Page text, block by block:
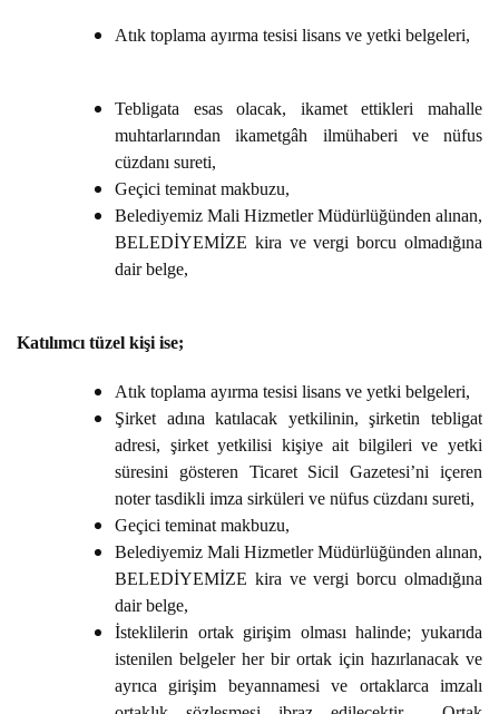
Atık toplama ayırma tesisi lisans ve yetki belgeleri,
Tebligata esas olacak, ikamet ettikleri mahalle
muhtarlarından ikametgâh ilmühaberi ve nüfus
cüzdanı sureti,
Geçici teminat makbuzu,
Belediyemiz Mali Hizmetler Müdürlüğünden alınan,
BELEDİYEMİZE kira ve vergi borcu olmadığına
dair belge,
Katılımcı tüzel kişi ise;
Atık toplama ayırma tesisi lisans ve yetki belgeleri,
Şirket adına katılacak yetkilinin, şirketin tebligat
adresi, şirket yetkilisi kişiye ait bilgileri ve yetki
süresini gösteren Ticaret Sicil Gazetesi’ni içeren
noter tasdikli imza sirküleri ve nüfus cüzdanı sureti,
Geçici teminat makbuzu,
Belediyemiz Mali Hizmetler Müdürlüğünden alınan,
BELEDİYEMİZE kira ve vergi borcu olmadığına
dair belge,
İsteklilerin ortak girişim olması halinde; yukarıda
istenilen belgeler her bir ortak için hazırlanacak ve
ayrıca girişim beyannamesi ve ortaklarca imzalı